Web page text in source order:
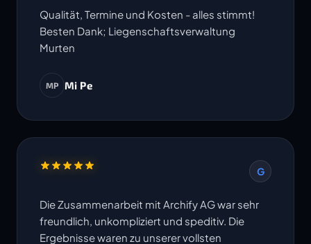
Qualität, Termine und Kosten - alles stimmt!
Besten Dank; Liegenschaftsverwaltung
Murten
MP Mi Pe
G
Die Zusammenarbeit mit Archify AG war sehr
freundlich, unkompliziert und speditiv. Die
Ergebnisse waren zu unserer vollsten